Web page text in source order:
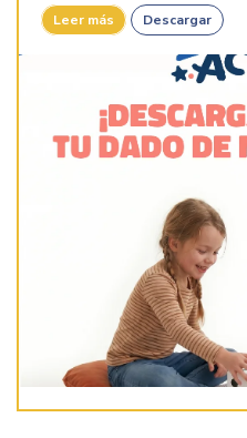
Leer más Descargar